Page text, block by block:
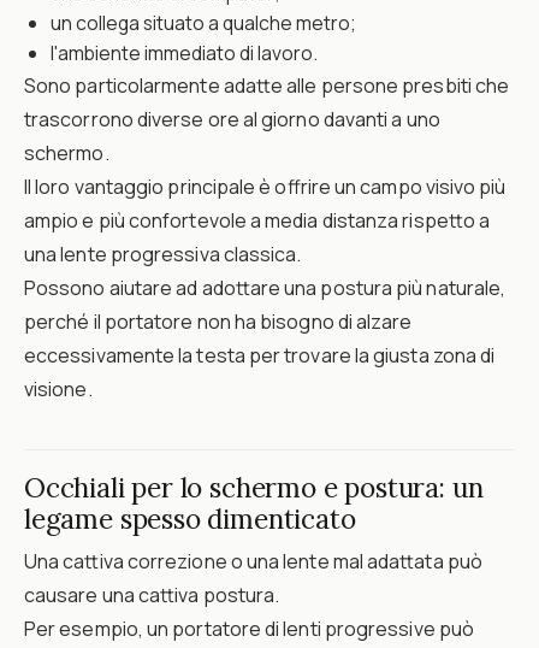
un collega situato a qualche metro;
l'ambiente immediato di lavoro.
Sono particolarmente adatte alle persone presbiti che
trascorrono diverse ore al giorno davanti a uno
schermo.
Il loro vantaggio principale è offrire un campo visivo più
ampio e più confortevole a media distanza rispetto a
una lente progressiva classica.
Possono aiutare ad adottare una postura più naturale,
perché il portatore non ha bisogno di alzare
eccessivamente la testa per trovare la giusta zona di
visione.
Occhiali per lo schermo e postura: un
legame spesso dimenticato
Una cattiva correzione o una lente mal adattata può
causare una cattiva postura.
Per esempio, un portatore di lenti progressive può